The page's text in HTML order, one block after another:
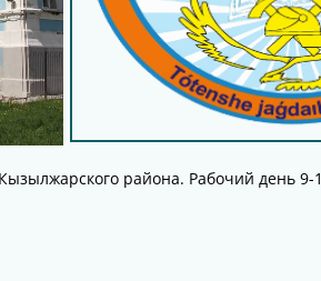
района. Рабочий день